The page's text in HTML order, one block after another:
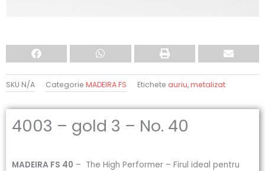
SKU N/A Categorie MADEIRA FS Etichete auriu,metalizat
4003 – gold 3 – No. 40
MADEIRA FS 40 – The High Performer – Firul ideal pentru